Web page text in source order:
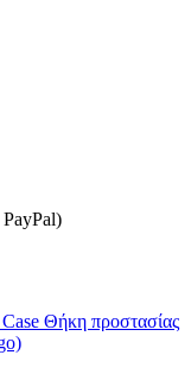
PayPal)